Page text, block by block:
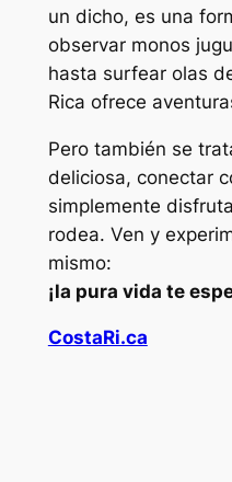
un dicho, es una
observar monos
hasta surfear olas
Rica ofrece
Pero también se
deliciosa, conectar
simplemente
rodea. Ven y
mismo:
¡la pura vida te
CostaRi.ca